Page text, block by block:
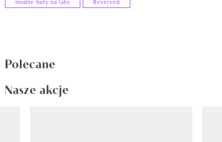
modne buty na lato
Reserved
Polecane
Nasze akcje